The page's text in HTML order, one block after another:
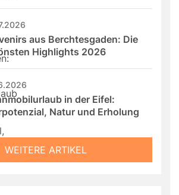
aus Berchtesgaden: Die
Highlights 2026
in der Eifel:
Natur und Erholung
WEITERE ARTIKEL